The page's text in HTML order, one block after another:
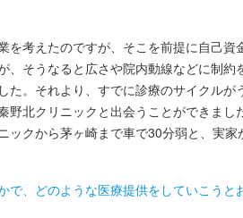
考えたのですが、そこを前提に自己資
、そうなると広さや院内動線などに制約
。それより、すでに診療のサイクルが
野北クリニックと出会うことができまし
ックから茅ヶ崎まで車で30分弱と、実家
、どのような医療提供をしていこうと